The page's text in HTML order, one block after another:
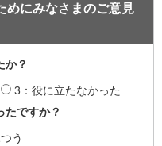
めにみなさまのご意見
か？
3：役に立たなかった
たですか？
う